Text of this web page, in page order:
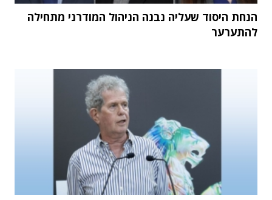
הנחת היסוד שעליה נבנה הניהול המודרני מתחילה
להתערער